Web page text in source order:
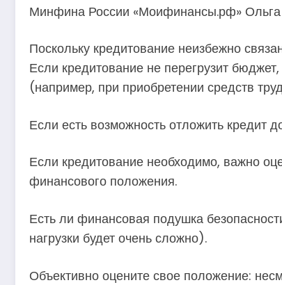
Минфина России «Моифинансы.рф» Ольга
Поскольку кредитование неизбежно
Если кредитование не перегрузит
(например, при приобретении средств
Если есть возможность отложить кредит
Если кредитование необходимо, важно
финансового положения.
Есть ли финансовая подушка
нагрузки будет очень сложно).
Объективно оцените свое положение: